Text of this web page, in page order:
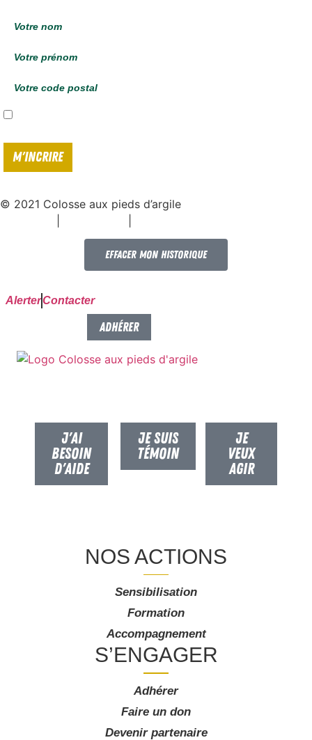
© 2021 Colosse aux pieds d’argile
Effacer mon historique
AlerterContacter
ADHÉRER
J'AI
BESOIN
D'AIDE
JE SUIS
TÉMOIN
JE
VEUX
AGIR
NOS ACTIONS
Sensibilisation
Formation
Accompagnement
S’ENGAGER
Adhérer
Faire un don
Devenir partenaire